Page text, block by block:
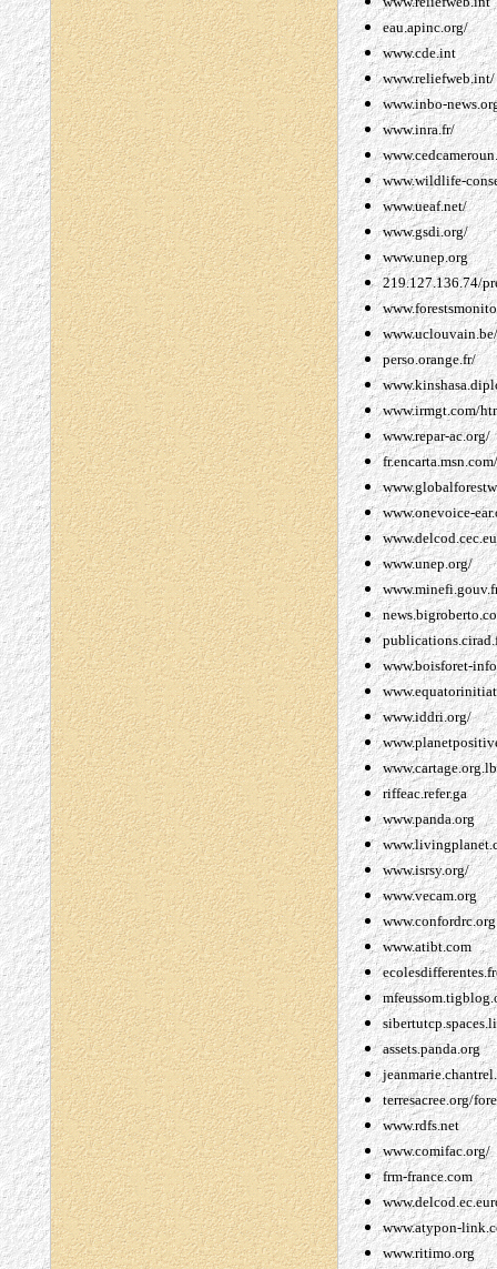
eau.apinc.org/
www.cde.int
www.reliefweb.int/
www.inbo-
www.inra.fr/
www.wildlife-
www.ueaf.net/
www.gsdi.org/
www.unep.org
219.127.136.74/
www.uclouvain.be/
perso.orange.fr/
www.irmgt.com/
www.repar-ac.org/
fr.encarta.msn.com/
www.onevoice-
www.unep.org/
www.boisforet-
www.iddri.org/
www.cartage.org.lb
riffeac.refer.ga
www.panda.org
www.isrsy.org/
www.vecam.org
www.confordrc.org
www.atibt.com
assets.panda.org
terresacree.org/
www.rdfs.net
www.comifac.org/
frm-france.com
www.atypon-
www.ritimo.org